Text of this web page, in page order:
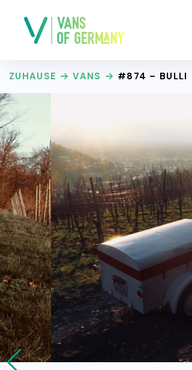
ZUHAUSE VANS #874 – BULLI